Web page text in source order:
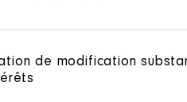
de modification